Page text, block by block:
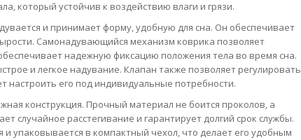
который устойчив к воздействию влаги и грязи.
и принимает форму, удобную для сна. Он обеспечивает
Самонадувающийся механизм коврика позволяет
надежную фиксацию положения тела во время сна.
и легкое надувание. Клапан также позволяет регулировать
настроить его под индивидуальные потребности.
конструкция. Прочный материал не боится проколов, а
случайное расстегивание и гарантирует долгий срок службы.
и упаковывается в компактный чехол, что делает его удобным